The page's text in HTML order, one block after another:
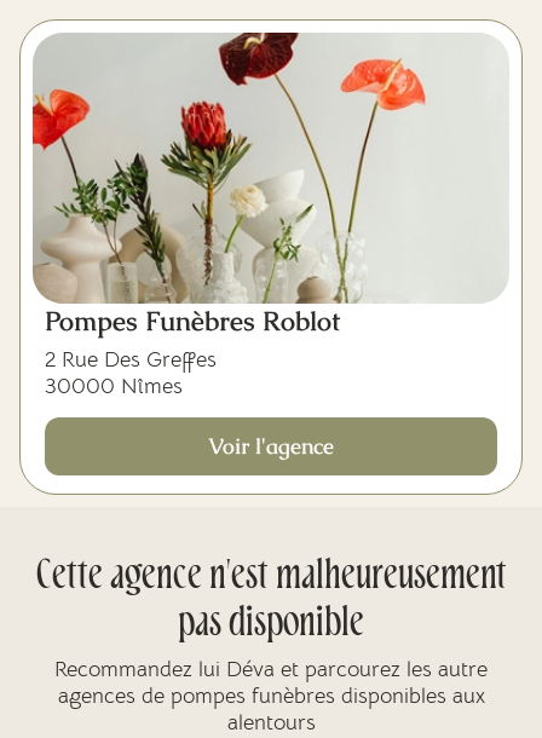
Pompes Funèbres Roblot
2 Rue Des Greffes
30000 Nîmes
Voir l'agence
Cette agence n'est malheureusement
pas disponible
Recommandez lui Déva et parcourez les autre
agences de pompes funèbres disponibles aux
alentours